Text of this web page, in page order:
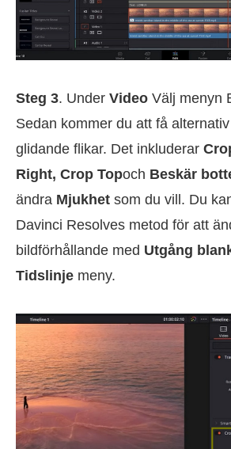
Steg 3. Under Video Välj menyn
Sedan kommer du att få
glidande flikar. Det inkluderar
Right, Crop Topoch Beskär
ändra Mjukhet som du vill. Du
Davinci Resolves metod för att
bildförhållande med Utgång
Tidslinje meny.